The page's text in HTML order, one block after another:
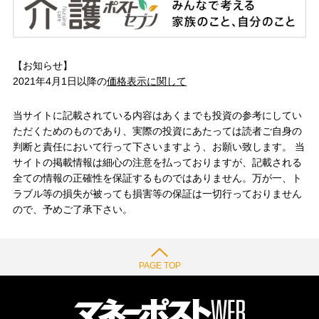
【お知らせ】
2021年4月1日以降の価格表示に関して
当サイトに記載されている内容はあくまでも投資の参考にしてい
ただくためのものであり、実際の投資にあたっては読者ご自身の
判断と責任において行って下さいますよう、お願い致します。 当
サイトの掲載情報は細心の注意を払っておりますが、記載される
全ての情報の正確性を保証するものではありません。万が一、ト
ラブル等の損失が被っても損害等の保証は一切行っておりません
ので、予めご了承下さい。
PAGE TOP